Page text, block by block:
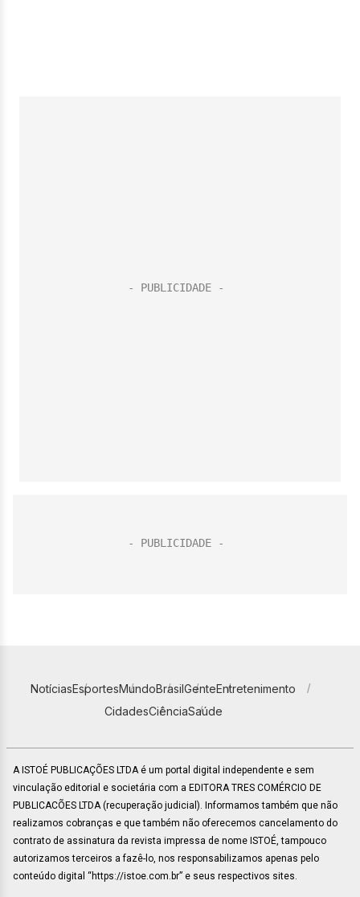
NotíciasEsportesMundoBrasilGenteEntretenimento
CidadesCiênciaSaúde
A ISTOÉ PUBLICAÇÕES LTDA é um portal digital independente e sem
vinculação editorial e societária com a EDITORA TRES COMÉRCIO DE
PUBLICACÕES LTDA (recuperação judicial). Informamos também que não
realizamos cobranças e que também não oferecemos cancelamento do
contrato de assinatura da revista impressa de nome ISTOÉ, tampouco
autorizamos terceiros a fazê-lo, nos responsabilizamos apenas pelo
conteúdo digital “https://istoe.com.br” e seus respectivos sites.